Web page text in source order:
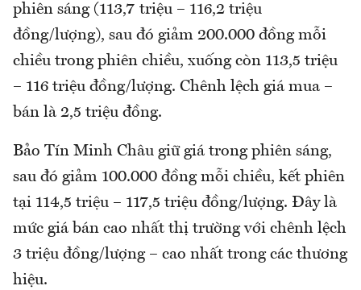
phiên sáng (113,7 triệu – 116,2 triệu
đồng/lượng), sau đó giảm 200.000 đồng mỗi
chiều trong phiên chiều, xuống còn 113,5 triệu
– 116 triệu đồng/lượng. Chênh lệch giá mua –
bán là 2,5 triệu đồng.
Bảo Tín Minh Châu giữ giá trong phiên sáng,
sau đó giảm 100.000 đồng mỗi chiều, kết phiên
tại 114,5 triệu – 117,5 triệu đồng/lượng. Đây là
mức giá bán cao nhất thị trường với chênh lệch
3 triệu đồng/lượng – cao nhất trong các thương
hiệu.